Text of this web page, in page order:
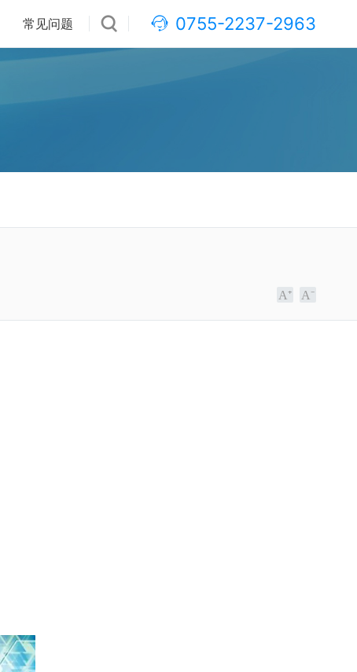
0755-2237-2963
常见问题